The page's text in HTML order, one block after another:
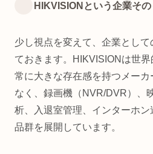
HIKVISIONという企業そ
少し視点を変えて、企業とし
ておきます。HIKVISIONは世
常に大きな存在感を持つメー
なく、録画機（NVR/DVR）、
析、入退室管理、インターホ
品群を展開しています。